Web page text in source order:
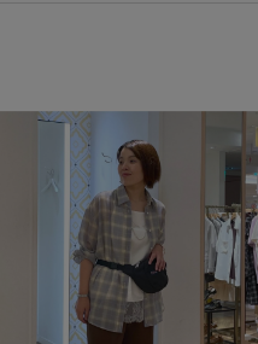
ちゃ
カッ
コッ
シャリ